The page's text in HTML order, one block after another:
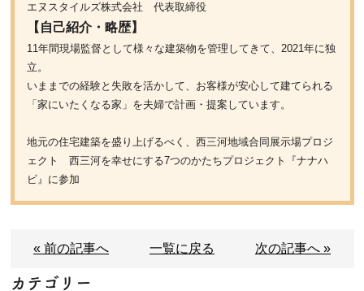
エヌスタイルズ株式会社 代表取締役
【自己紹介・略歴】
11年間現場監督として様々な建築物を管理してきて、2021年に独
立。
いままでの経験と失敗を活かして、お客様が安心して建てられる
「家にいたくなる家」を夫婦で計画・提案しています。
地元の住宅建築を盛り上げるべく、西三河地域合同展示場プロジ
ェクト 西三河を幸せにする7つのかたちプロジェクト『ナナハ
ピ』に参加
« 前の記事へ 一覧に戻る 次の記事へ »
カテゴリー